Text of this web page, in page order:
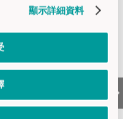
顯示詳細資料
2020年度